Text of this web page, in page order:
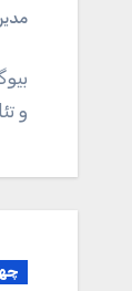
مدیر
و تئاتر